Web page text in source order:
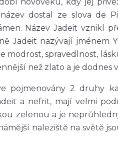
dostal ze slova de
Název Jadeit vznikl
Jadeit nazývají jménem
modrost, spravedlnost,
než zlato a je dodnes
pojmenovány 2 druhy
a nefrit, mají velmi
zelenou a je
naleziště na světě